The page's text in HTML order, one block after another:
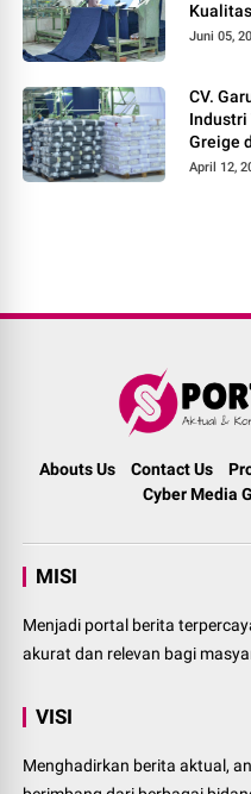
Juni 05,
CV.
Industri
Greige
Tetoron
April 12,
Abouts Us Contact Us
Cyber Media
MISI
Menjadi portal berita
akurat dan relevan bagi
VISI
Menghadirkan berita aktual,